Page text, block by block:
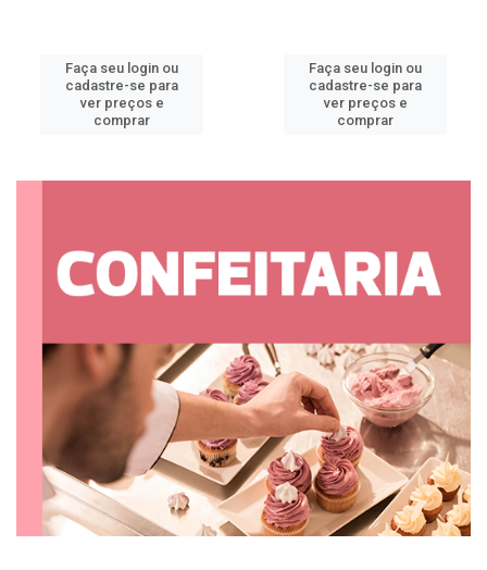
Faça seu login ou
cadastre-se para
ver preços e
comprar
Faça seu login ou
cadastre-se para
ver preços e
comprar